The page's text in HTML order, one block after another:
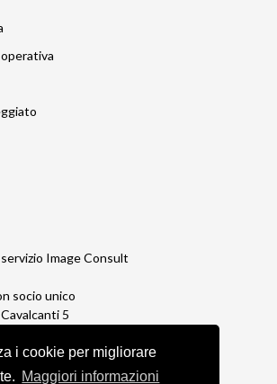
i cookie per migliorare
Maggiori informazioni
Image Consult
socio unico
5
Milano Monza Brianza